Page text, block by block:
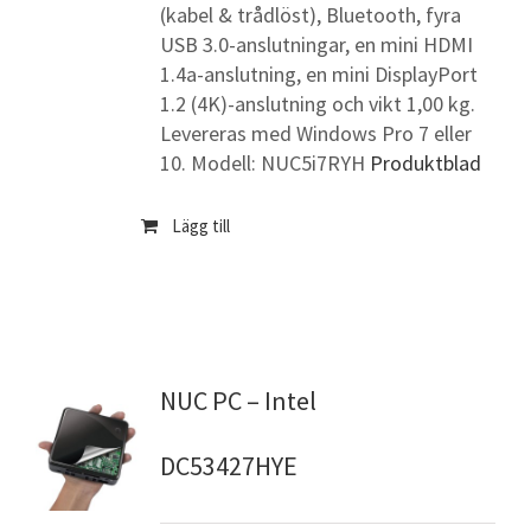
(kabel & trådlöst), Bluetooth, fyra
USB 3.0-anslutningar, en mini HDMI
1.4a-anslutning, en mini DisplayPort
1.2 (4K)-anslutning och vikt 1,00 kg.
Levereras med Windows Pro 7 eller
10. Modell: NUC5i7RYH Produktblad
Lägg till
NUC PC – Intel
DC53427HYE